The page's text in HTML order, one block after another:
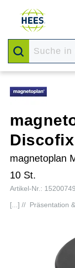
magnetoplan
10 St.
Artikel-Nr.:
[...] // Präsentation